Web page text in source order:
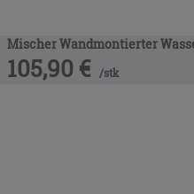
Mischer Wandmontierter
105,90 € /stk